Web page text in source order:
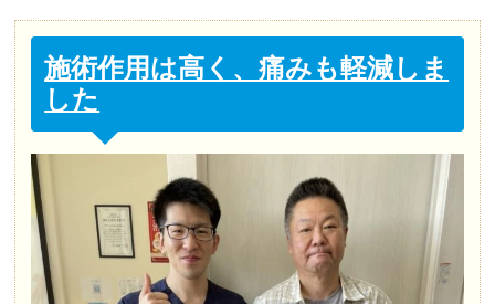
施術作用は高く、痛みも軽減しま
した